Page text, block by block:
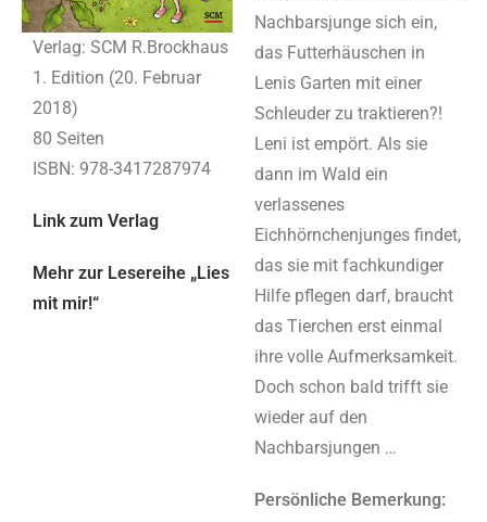
Verlag: SCM R.Brockhaus
1. Edition (20. Februar
2018)
80 Seiten
ISBN: 978-3417287974
Link zum Verlag
Mehr zur Lesereihe „Lies
mit mir!“
Nachbarsjunge sich ein,
das Futterhäuschen in
Lenis Garten mit einer
Schleuder zu traktieren?!
Leni ist empört. Als sie
dann im Wald ein
verlassenes
Eichhörnchenjunges findet,
das sie mit fachkundiger
Hilfe pflegen darf, braucht
das Tierchen erst einmal
ihre volle Aufmerksamkeit.
Doch schon bald trifft sie
wieder auf den
Nachbarsjungen …
Persönliche Bemerkung: